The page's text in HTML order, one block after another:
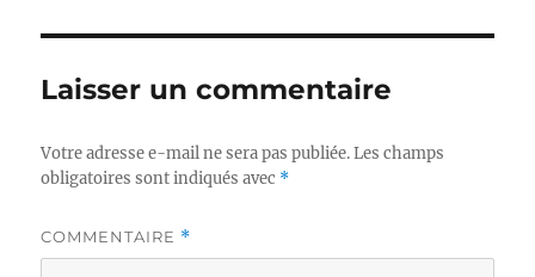
Laisser un commentaire
Votre adresse e-mail ne sera pas publiée. Les champs
obligatoires sont indiqués avec *
COMMENTAIRE *